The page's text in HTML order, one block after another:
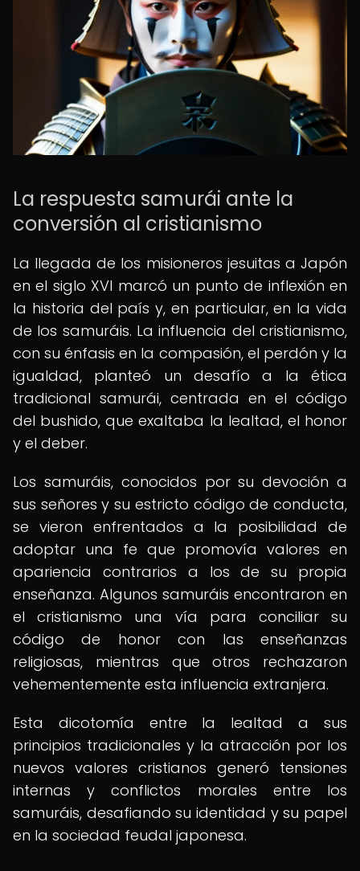
La respuesta samurái ante la
conversión al cristianismo
La llegada de los misioneros jesuitas a Japón
en el siglo XVI marcó un punto de inflexión en
la historia del país y, en particular, en la vida
de los samuráis. La influencia del cristianismo,
con su énfasis en la compasión, el perdón y la
igualdad, planteó un desafío a la ética
tradicional samurái, centrada en el código
del bushido, que exaltaba la lealtad, el honor
y el deber.
Los samuráis, conocidos por su devoción a
sus señores y su estricto código de conducta,
se vieron enfrentados a la posibilidad de
adoptar una fe que promovía valores en
apariencia contrarios a los de su propia
enseñanza. Algunos samuráis encontraron en
el cristianismo una vía para conciliar su
código de honor con las enseñanzas
religiosas, mientras que otros rechazaron
vehementemente esta influencia extranjera.
Esta dicotomía entre la lealtad a sus
principios tradicionales y la atracción por los
nuevos valores cristianos generó tensiones
internas y conflictos morales entre los
samuráis, desafiando su identidad y su papel
en la sociedad feudal japonesa.